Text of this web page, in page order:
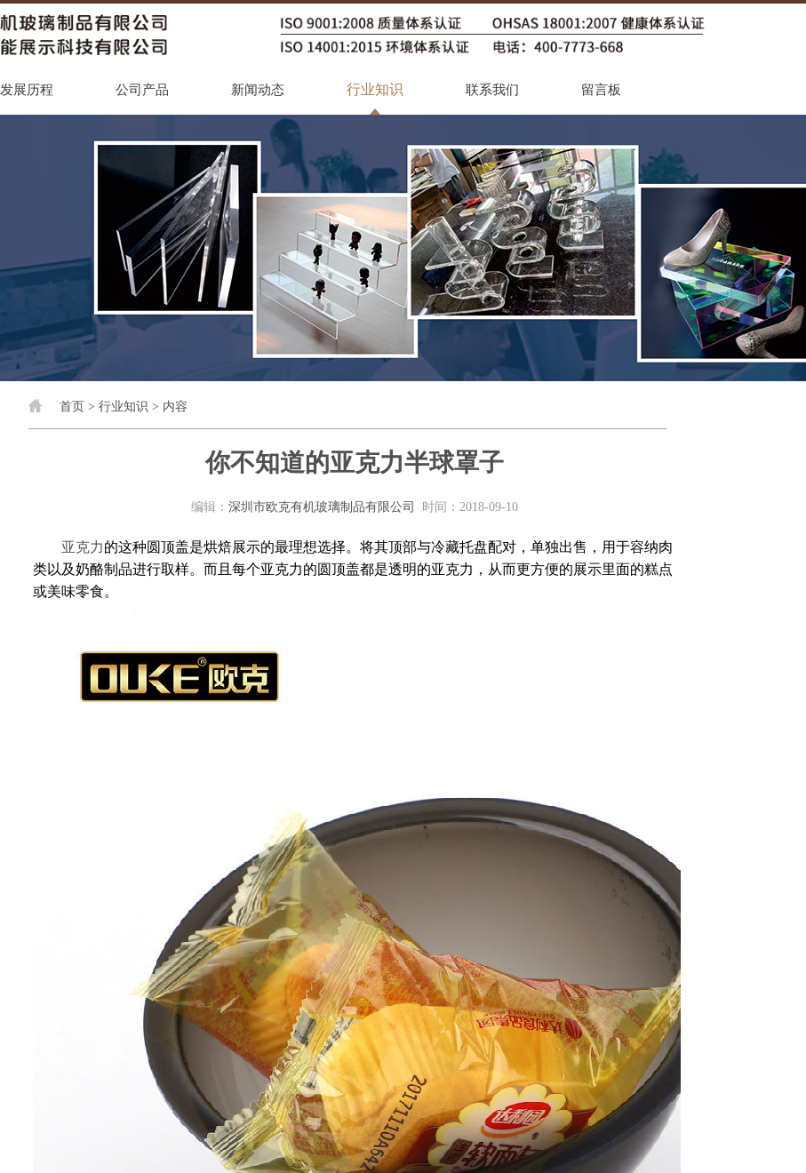
发展历程 公司产品 新闻动态 行业知识 联系我们 留言板
首页 > 行业知识 > 内容
你不知道的亚克力半球罩子
编辑： 深圳市欧克有机玻璃制品有限公司 时间：2018-09-10
亚克力的这种圆顶盖是烘焙展示的最理想选择。将其顶部与冷藏托盘配对，单独出售，用于容纳肉
类以及奶酪制品进行取样。而且每个亚克力的圆顶盖都是透明的亚克力，从而更方便的展示里面的糕点
或美味零食。